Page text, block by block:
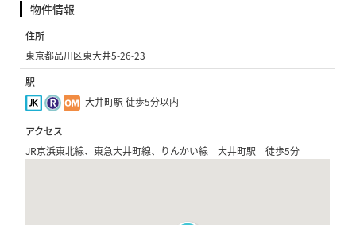
物件情報
住所
東京都品川区東大井5-26-23
駅
大井町駅 徒歩5分以内
アクセス
JR京浜東北線、東急大井町線、りんかい線 大井町駅 徒歩5分